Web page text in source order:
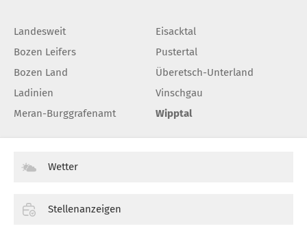
Landesweit
Bozen Leifers
Bozen Land
Ladinien
Meran-Burggrafenamt
Eisacktal
Pustertal
Überetsch-Unterland
Vinschgau
Wipptal
Wetter
Stellenanzeigen